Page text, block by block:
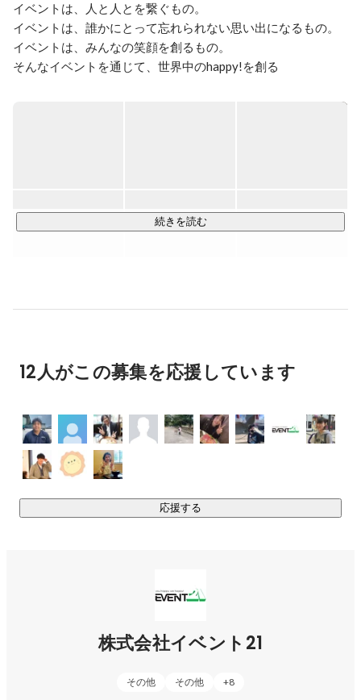
イベントは、人と人とを繋ぐもの。
イベントは、誰かにとって忘れられない思い出になるもの。
イベントは、みんなの笑顔を創るもの。
そんなイベントを通じて、世界中のhappy!を創る
と言える文化、そして、「じゃあやってみよう！」と言って
続きを読む
12人がこの募集を応援しています
応援する
株式会社イベント21
その他 その他 +8